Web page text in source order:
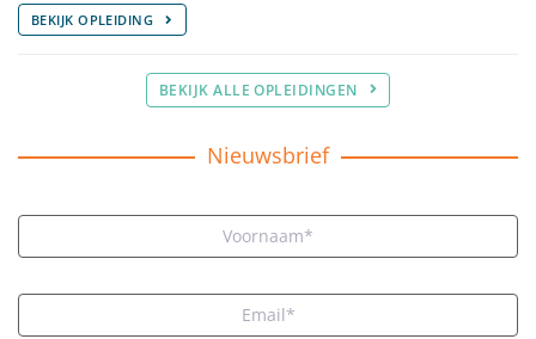
BEKIJK OPLEIDING
BEKIJK ALLE OPLEIDINGEN
Nieuwsbrief